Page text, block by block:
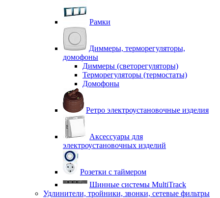
Рамки
Диммеры, терморегуляторы,
домофоны
Диммеры (светорегуляторы)
Терморегуляторы (термостаты)
Домофоны
Ретро электроустановочные изделия
Аксессуары для
электроустановочных изделий
Розетки с таймером
Шинные системы MultiTrack
Удлинители, тройники, звонки, сетевые фильтры